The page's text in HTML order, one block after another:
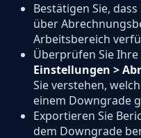
Bestätigen Sie,
über
Arbeitsbereich
Überprüfen Sie
Einstellungen >
Sie verstehen,
einem Downgrade
Exportieren Sie
dem Downgrade